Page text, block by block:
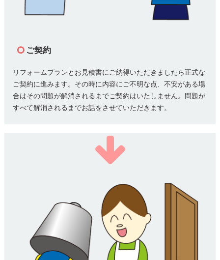
ご契約
リフォームプランとお見積書にご納得いただきましたら正式な
ご契約に進みます。その時に内容にご不明な点、不安がある場
合はその問題が解消されるまでご契約はいたしません。問題が
すべて解消されるまでお話をさせていただきます。